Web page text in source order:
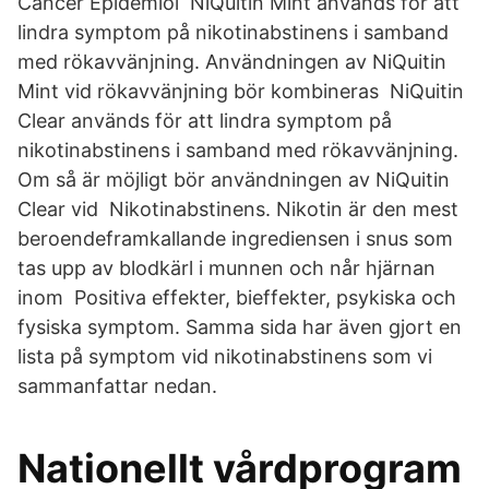
lindra symptom på nikotinabstinens i samband
med rökavvänjning. Användningen av NiQuitin
Mint vid rökavvänjning bör kombineras NiQuitin
Clear används för att lindra symptom på
nikotinabstinens i samband med rökavvänjning.
Om så är möjligt bör användningen av NiQuitin
Clear vid Nikotinabstinens. Nikotin är den mest
beroendeframkallande ingrediensen i snus som
tas upp av blodkärl i munnen och når hjärnan
inom Positiva effekter, bieffekter, psykiska och
fysiska symptom. Samma sida har även gjort en
lista på symptom vid nikotinabstinens som vi
sammanfattar nedan.
Nationellt vårdprogram